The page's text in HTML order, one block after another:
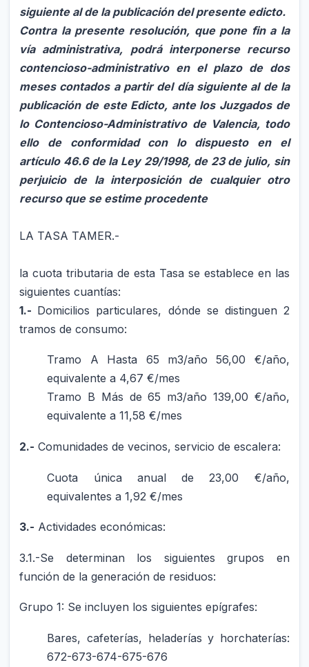
siguiente al de la publicación del presente edicto.
Contra la presente resolución, que pone fin a la
vía administrativa, podrá interponerse recurso
contencioso-administrativo en el plazo de dos
meses contados a partir del día siguiente al de la
publicación de este Edicto, ante los Juzgados de
lo Contencioso-Administrativo de Valencia, todo
ello de conformidad con lo dispuesto en el
artículo 46.6 de la Ley 29/1998, de 23 de julio, sin
perjuicio de la interposición de cualquier otro
recurso que se estime procedente
LA TASA TAMER.-
la cuota tributaria de esta Tasa se establece en las
siguientes cuantías:
1.- Domicilios particulares, dónde se distinguen 2
tramos de consumo:
Tramo A Hasta 65 m3/año 56,00 €/año,
equivalente a 4,67 €/mes
Tramo B Más de 65 m3/año 139,00 €/año,
equivalente a 11,58 €/mes
2.- Comunidades de vecinos, servicio de escalera:
Cuota única anual de 23,00 €/año,
equivalentes a 1,92 €/mes
3.- Actividades económicas:
3.1.-Se determinan los siguientes grupos en
función de la generación de residuos:
Grupo 1: Se incluyen los siguientes epígrafes:
Bares, cafeterías, heladerías y horchaterías:
672-673-674-675-676